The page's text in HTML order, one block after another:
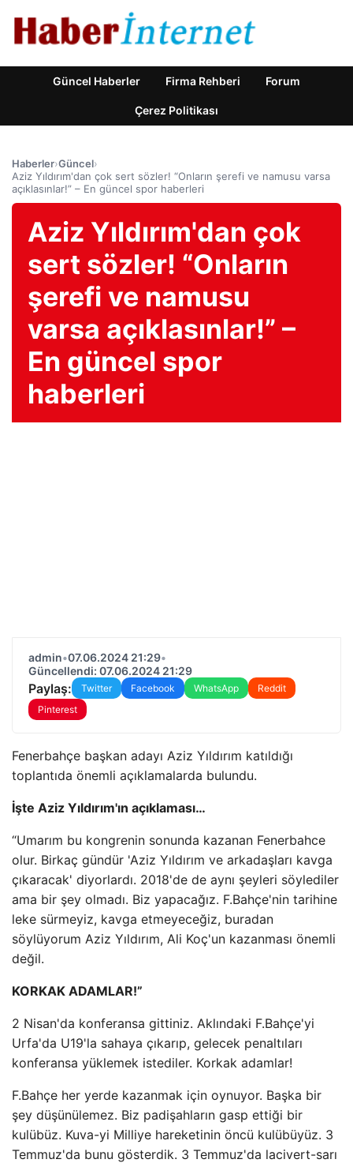
Güncel Haberler Firma Rehberi Forum
Çerez Politikası
Haberler›Güncel›
Aziz Yıldırım'dan çok sert sözler! “Onların şerefi ve namusu varsa
açıklasınlar!” – En güncel spor haberleri
Aziz Yıldırım'dan çok
sert sözler! “Onların
şerefi ve namusu
varsa açıklasınlar!” –
En güncel spor
haberleri
admin•07.06.2024 21:29•
Güncellendi: 07.06.2024 21:29
Paylaş: Twitter Facebook WhatsApp
Reddit
Pinterest
Fenerbahçe başkan adayı Aziz Yıldırım katıldığı
toplantıda önemli açıklamalarda bulundu.
İşte Aziz Yıldırım'ın açıklaması…
“Umarım bu kongrenin sonunda kazanan Fenerbahce
olur. Birkaç gündür 'Aziz Yıldırım ve arkadaşları kavga
çıkaracak' diyorlardı. 2018'de de aynı şeyleri söylediler
ama bir şey olmadı. Biz yapacağız. F.Bahçe'nin tarihine
leke sürmeyiz, kavga etmeyeceğiz, buradan
söylüyorum Aziz Yıldırım, Ali Koç'un kazanması önemli
değil.
KORKAK ADAMLAR!”
2 Nisan'da konferansa gittiniz. Aklındaki F.Bahçe'yi
Urfa'da U19'la sahaya çıkarıp, gelecek penaltıları
konferansa yüklemek istediler. Korkak adamlar!
F.Bahçe her yerde kazanmak için oynuyor. Başka bir
şey düşünülemez. Biz padişahların gasp ettiği bir
kulübüz. Kuva-yi Milliye hareketinin öncü kulübüyüz. 3
Temmuz'da bunu gösterdik. 3 Temmuz'da lacivert-sarı